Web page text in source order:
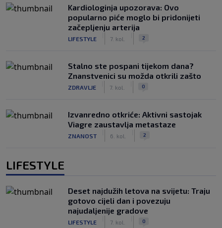
Kardiologinja upozorava: Ovo
popularno piće moglo bi pridonijeti
začepljenju arterija
LIFESTYLE 7. kol. 2
Stalno ste pospani tijekom dana?
Znanstvenici su možda otkrili zašto
ZDRAVLJE 7. kol. 0
Izvanredno otkriće: Aktivni sastojak
Viagre zaustavlja metastaze
ZNANOST 6. kol. 2
LIFESTYLE
Deset najdužih letova na svijetu: Traju
gotovo cijeli dan i povezuju
najudaljenije gradove
LIFESTYLE 7. kol. 0